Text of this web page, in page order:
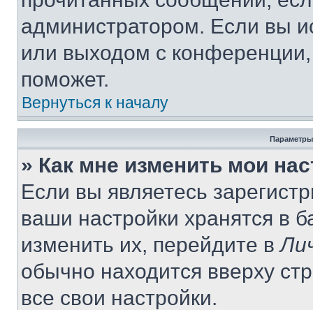
администратором. Если вы
или выходом с
поможет.
Вернуться к началу
Параметры
» Как мне изменить мои
Если вы являетесь
ваши настройки хранятся в
изменить их, перейдите в
обычно находится вверху
все свои настройки.